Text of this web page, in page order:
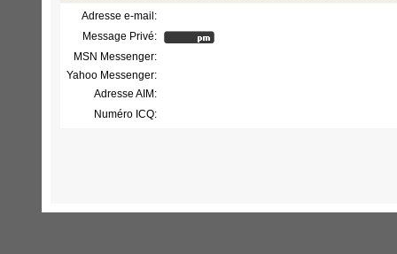
Adresse e-mail:
Message Privé:
MSN Messenger:
Yahoo Messenger:
Adresse AIM:
Numéro ICQ: